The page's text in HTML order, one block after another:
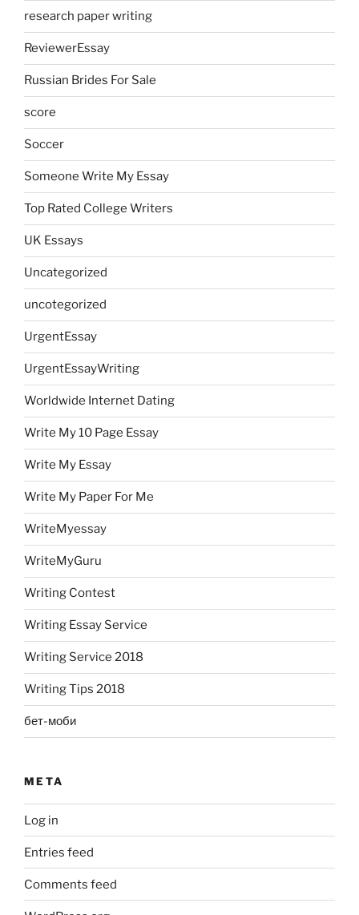
research paper writing
ReviewerEssay
Russian Brides For Sale
score
Soccer
Someone Write My Essay
Top Rated College Writers
UK Essays
Uncategorized
uncotegorized
UrgentEssay
UrgentEssayWriting
Worldwide Internet Dating
Write My 10 Page Essay
Write My Essay
Write My Paper For Me
WriteMyessay
WriteMyGuru
Writing Contest
Writing Essay Service
Writing Service 2018
Writing Tips 2018
бет-моби
META
Log in
Entries feed
Comments feed